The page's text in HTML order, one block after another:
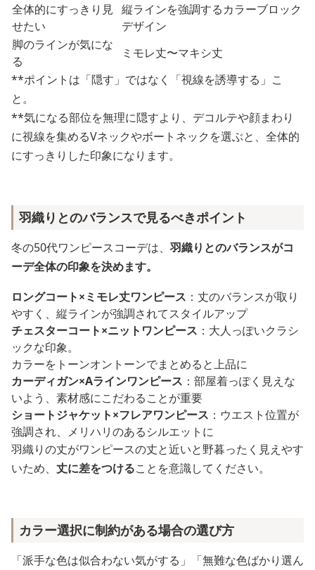
全体的にすっきり見
せたい
縦ラインを強調するカラーブロック
デザイン
脚のラインが気にな
る
ミモレ丈〜マキシ丈
**ポイントは「隠す」ではなく「視線を誘導する」こ
と。
**気になる部位を無理に隠すより、デコルテや顔まわり
に視線を集めるVネックやボートネックを選ぶと、全体的
にすっきりした印象になります。
羽織りとのバランスで見るべきポイント
冬の50代ワンピースコーデは、 羽織りとのバランスがコ
ーデ全体の印象を決めます。
ロングコート×ミモレ丈ワンピース ：丈のバランスが取り
やすく、縦ラインが強調されてスタイルアップ
チェスターコート×ニットワンピース ：大人っぽいクラシ
ックな印象。
カラーをトーンオントーンでまとめると上品に
カーディガン×Aラインワンピース ：部屋着っぽく見えな
いよう、素材感にこだわることが重要
ショートジャケット×フレアワンピース ：ウエスト位置が
強調され、メリハリのあるシルエットに
羽織りの丈がワンピースの丈と近いと野暮ったく見えやす
いため、 丈に差をつけることを意識してください。
カラー選択に制約がある場合の選び方
「派手な色は似合わない気がする」「無難な色ばかり選ん